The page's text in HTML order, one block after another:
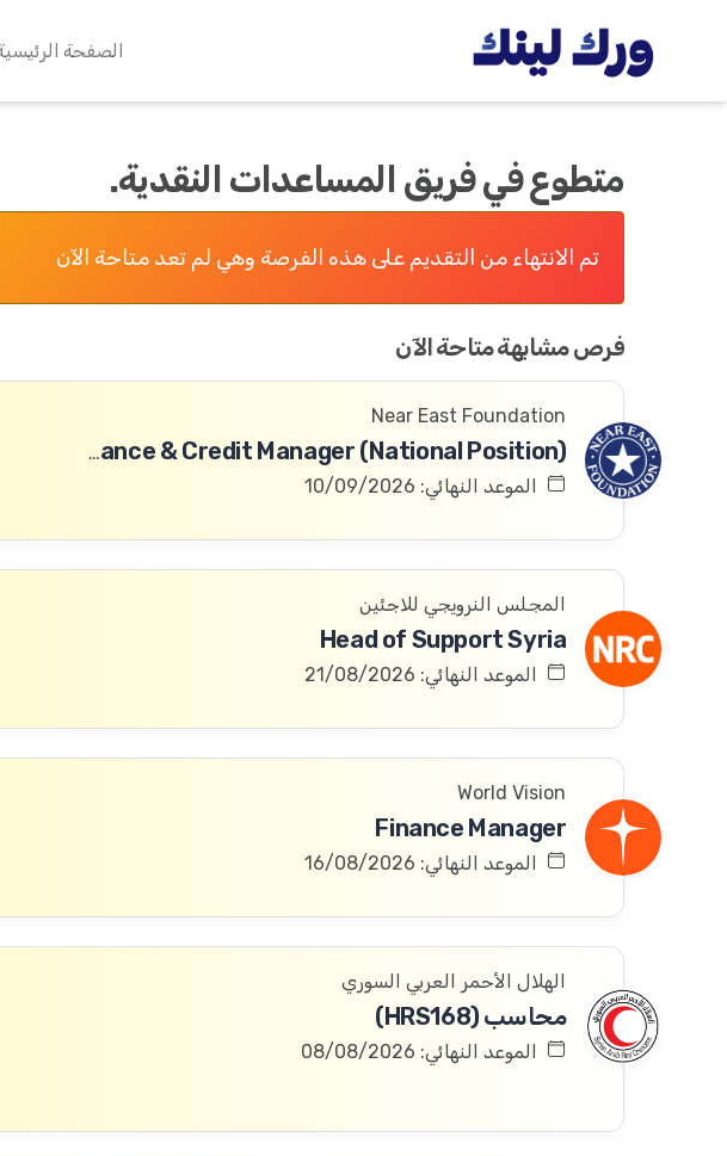
الصفحة
متطوع في فريق المساعدات النقدية.
تم الانتهاء من التقديم على هذه الفرصة وهي لم تعد متاحة الآن
فرص مشابهة متاحة الآن
Near East Foundation
Enterprise Finance & Credit Manager (National Position)
الموعد النهائي: 10/09/2026
المجلس النرويجي للاجئين
Head of Support Syria
الموعد النهائي: 21/08/2026
World Vision
Finance Manager
الموعد النهائي: 16/08/2026
الهلال الأحمر العربي السوري
محاسب (HRS168)
الموعد النهائي: 08/08/2026